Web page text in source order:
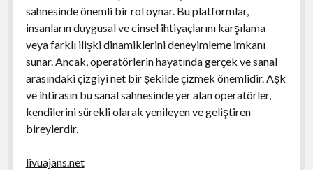
sahnesinde önemli bir rol oynar. Bu platformlar,
insanların duygusal ve cinsel ihtiyaçlarını karşılama
veya farklı ilişki dinamiklerini deneyimleme imkanı
sunar. Ancak, operatörlerin hayatında gerçek ve sanal
arasındaki çizgiyi net bir şekilde çizmek önemlidir. Aşk
ve ihtirasın bu sanal sahnesinde yer alan operatörler,
kendilerini sürekli olarak yenileyen ve geliştiren
bireylerdir.
livuajans.net